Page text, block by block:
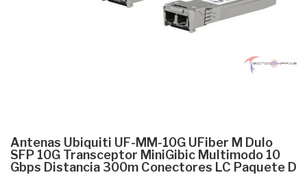
Antenas Ubiquiti UF-MM-10G UFiber M Dulo
SFP 10G Transceptor MiniGibic Multimodo 10
Gbps Distancia 300m Conectores LC Paquete D